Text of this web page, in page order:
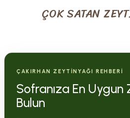
ÇOK SATAN
ÇAKIRHAN ZEYTİNYAĞI REHBERİ
Sofranıza En Uygun
Bulun